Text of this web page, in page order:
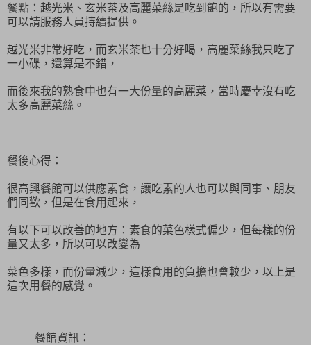
餐點：越光米、玄米茶及高麗菜絲是吃到飽的，所以有需要
可以請服務人員持續提供。
越光米非常好吃，而玄米茶也十分好喝，高麗菜絲我只吃了
一小碟，還算是不錯，
而後來我的熟食中也有一大份量的高麗菜，當時慶幸沒有吃
太多高麗菜絲。
餐後心得：
很高興餐館可以供應素食，讓吃素的人也可以與同事、朋友
們同歡，但是在食用起來，
有以下可以改善的地方：素食的菜色樣式偏少，但每樣的份
量又太多，所以可以改變為
菜色多樣，而份量減少，這樣食用的負擔也會較少，以上是
這次用餐的感覺。
餐館資訊：